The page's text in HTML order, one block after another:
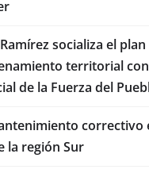
socializa el plan
territorial
de la Fuerza del
correctivo
la región Sur